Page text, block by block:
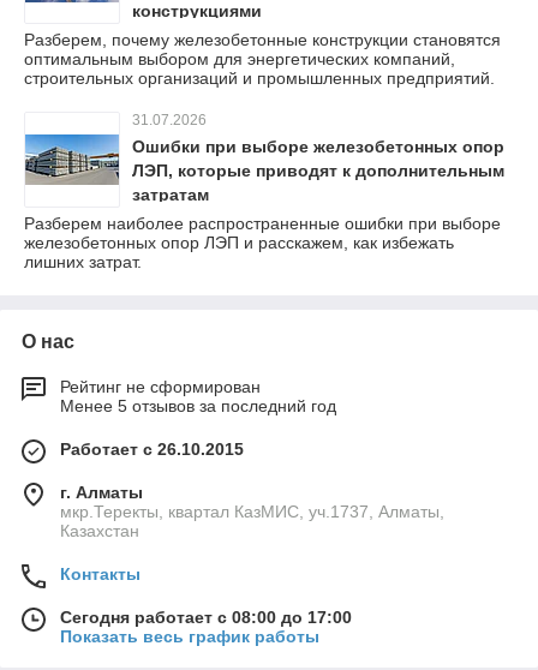
конструкциями
Разберем, почему железобетонные конструкции становятся
оптимальным выбором для энергетических компаний,
строительных организаций и промышленных предприятий.
31.07.2026
Ошибки при выборе железобетонных опор
ЛЭП, которые приводят к дополнительным
затратам
Разберем наиболее распространенные ошибки при выборе
железобетонных опор ЛЭП и расскажем, как избежать
лишних затрат.
О нас
Рейтинг не сформирован
Менее 5 отзывов за последний год
Работает с 26.10.2015
г. Алматы
мкр.Теректы, квартал КазМИС, уч.1737, Алматы,
Казахстан
Контакты
Сегодня работает с 08:00 до 17:00
Показать весь график работы